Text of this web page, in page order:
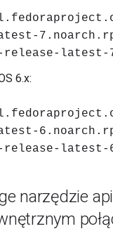
latest-
6.x:
latest-
narzędzie